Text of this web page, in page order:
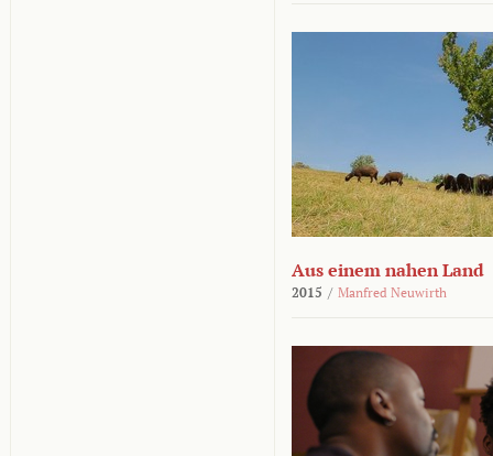
Aus einem nahen Land
2015 / Manfred Neuwirth